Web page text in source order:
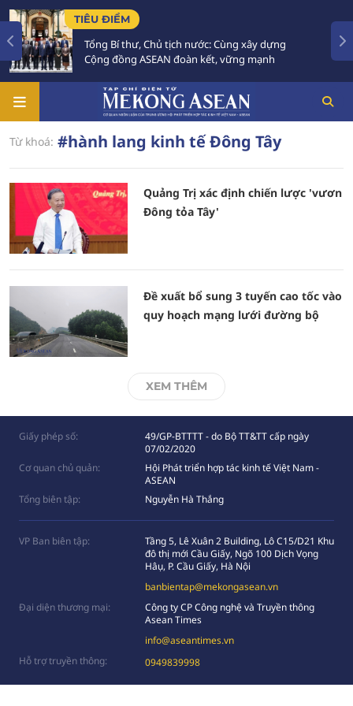
TIÊU ĐIỂM
Tổng Bí thư, Chủ tịch nước: Cùng xây dựng
Cộng đồng ASEAN đoàn kết, vững mạnh
Từ khoá: #hành lang kinh tế Đông Tây
Quảng Trị xác định chiến lược 'vươn
Đông tỏa Tây'
Đề xuất bổ sung 3 tuyến cao tốc vào
quy hoạch mạng lưới đường bộ
XEM THÊM
Giấy phép số:
49/GP-BTTTT - do Bộ TT&TT cấp ngày
07/02/2020
Cơ quan chủ quản:
Hội Phát triển hợp tác kinh tế Việt Nam -
ASEAN
Tổng biên tập:
Nguyễn Hà Thắng
VP Ban biên tập:
Tầng 5, Lê Xuân 2 Building, Lô C15/D21 Khu
đô thị mới Cầu Giấy, Ngõ 100 Dịch Vọng
Hâụ, P. Cầu Giấy, Hà Nội
banbientap@mekongasean.vn
Đại diện thương mại:
Công ty CP Công nghệ và Truyền thông
Asean Times
info@aseantimes.vn
Hỗ trợ truyền thông:
0949839998